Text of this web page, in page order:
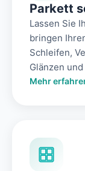
Parkett
Lassen Sie
bringen
Schleifen,
Glänzen
Mehr